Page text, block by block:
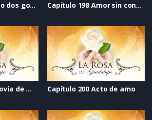
Capítulo 197 Como dos gotas de agua Capítulo 198 Amor sin condiciones
Capítulo 199 La novia de mi mejor amigo soy yo Capítulo 200 Acto de amo